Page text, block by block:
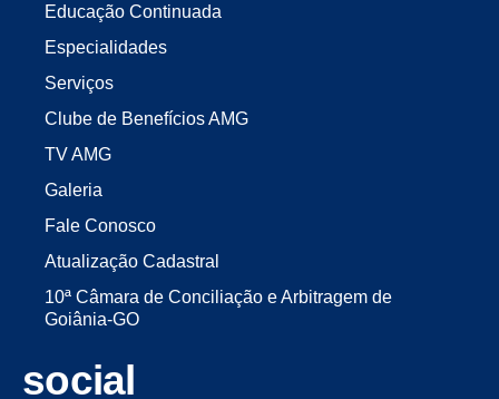
Educação Continuada
Especialidades
Serviços
Clube de Benefícios AMG
TV AMG
Galeria
Fale Conosco
Atualização Cadastral
10ª Câmara de Conciliação e Arbitragem de
Goiânia-GO
social